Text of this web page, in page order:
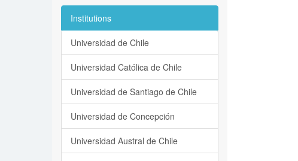
Institutions
Universidad de Chile
Universidad Católica de Chile
Universidad de Santiago de Chile
Universidad de Concepción
Universidad Austral de Chile